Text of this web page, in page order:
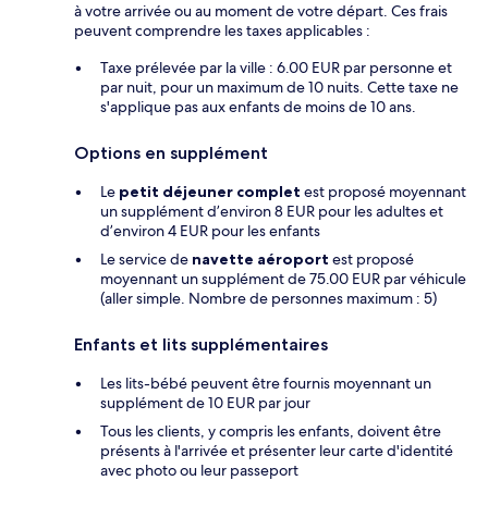
à votre arrivée ou au moment de votre départ. Ces frais
peuvent comprendre les taxes applicables :
Taxe prélevée par la ville : 6.00 EUR par personne et
par nuit, pour un maximum de 10 nuits. Cette taxe ne
s'applique pas aux enfants de moins de 10 ans.
Options en supplément
Le petit déjeuner complet est proposé moyennant
un supplément d’environ 8 EUR pour les adultes et
d’environ 4 EUR pour les enfants
Le service de navette aéroport est proposé
moyennant un supplément de 75.00 EUR par véhicule
(aller simple. Nombre de personnes maximum : 5)
Enfants et lits supplémentaires
Les lits-bébé peuvent être fournis moyennant un
supplément de 10 EUR par jour
Tous les clients, y compris les enfants, doivent être
présents à l'arrivée et présenter leur carte d'identité
avec photo ou leur passeport